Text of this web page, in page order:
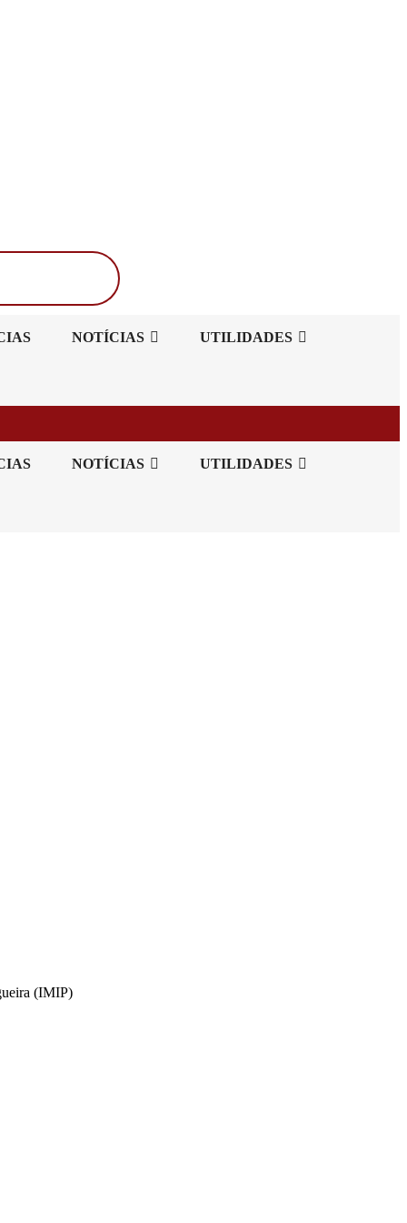
Buscar
NOTÍCIAS UTILIDADES
NOTÍCIAS UTILIDADES
(IMIP)